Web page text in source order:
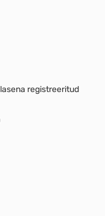
registreeritud